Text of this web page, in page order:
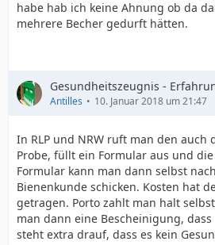
habe hab ich keine Ahnung ob da
mehrere Becher gedurft hätten.
Gesundheitszeugnis -
Antilles 10. Januar 2018 um 21:47
In RLP und NRW ruft man den auch
Probe, füllt ein Formular aus und
Formular kann man dann selbst
Bienenkunde schicken. Kosten hat
getragen. Porto zahlt man halt
man dann eine Bescheinigung, dass
steht extra drauf, dass es kein